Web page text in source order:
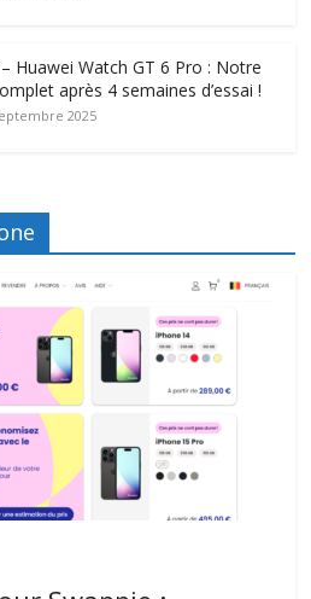
– Huawei Watch GT 6 Pro : Notre
après 4 semaines d’essai !
2025